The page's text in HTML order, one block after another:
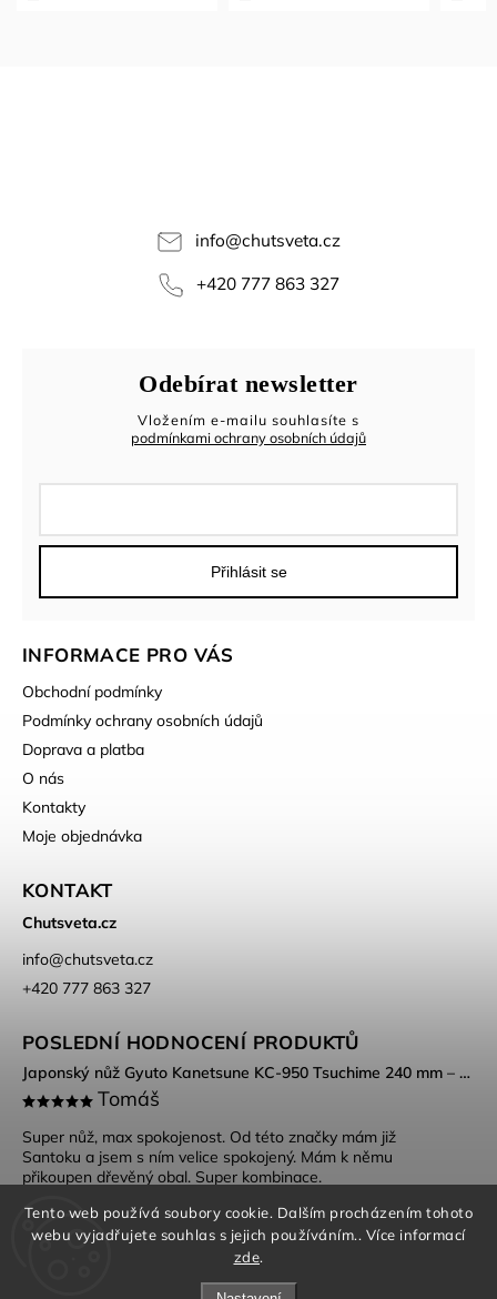
Tento web používá soubory cookie. Dalším procházením tohoto
webu vyjadřujete souhlas s jejich používáním.. Více informací
zde.
info@chutsveta.cz
+420 777 863 327
INFORMACE PRO VÁS
Obchodní podmínky
Podmínky ochrany osobních údajů
Doprava a platba
O nás
Kontakty
Moje objednávka
KONTAKT
Chutsveta.cz
info@chutsveta.cz
+420 777 863 327
POSLEDNÍ HODNOCENÍ PRODUKTŮ
Japonský nůž Gyuto Kanetsune KC-950 Tsuchime 240 mm – DSR-1K6 ocel, Tsuchime povrch
Tomáš
Super nůž, max spokojenost. Od této značky mám již
Santoku a jsem s ním velice spokojený. Mám k němu
přikoupen dřevěný obal. Super kombinace.
Odebírat newsletter
Vložením e-mailu souhlasíte s
podmínkami ochrany osobních údajů
Přihlásit se